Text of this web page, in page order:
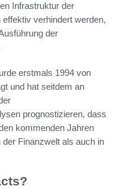
Infrastruktur der
verhindert werden,
der
erstmals 1994 von
und hat seitdem an
prognostizieren, dass
kommenden Jahren
Finanzwelt als auch in